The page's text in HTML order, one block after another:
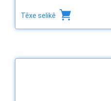
Têxe selikê